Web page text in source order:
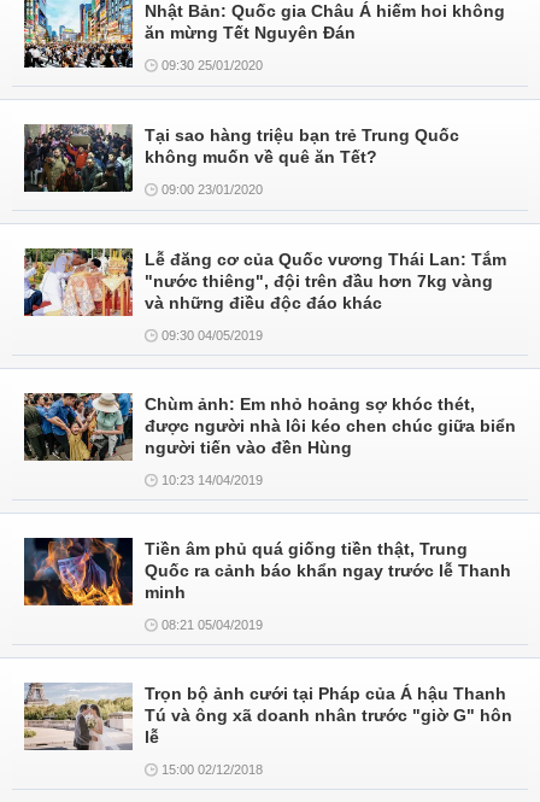
Nhật Bản: Quốc gia Châu Á hiếm hoi không
ăn mừng Tết Nguyên Đán
09:30 25/01/2020
Tại sao hàng triệu bạn trẻ Trung Quốc
không muốn về quê ăn Tết?
09:00 23/01/2020
Lễ đăng cơ của Quốc vương Thái Lan: Tắm
"nước thiêng", đội trên đầu hơn 7kg vàng
và những điều độc đáo khác
09:30 04/05/2019
Chùm ảnh: Em nhỏ hoảng sợ khóc thét,
được người nhà lôi kéo chen chúc giữa biển
người tiến vào đền Hùng
10:23 14/04/2019
Tiền âm phủ quá giống tiền thật, Trung
Quốc ra cảnh báo khẩn ngay trước lễ Thanh
minh
08:21 05/04/2019
Trọn bộ ảnh cưới tại Pháp của Á hậu Thanh
Tú và ông xã doanh nhân trước "giờ G" hôn
lễ
15:00 02/12/2018